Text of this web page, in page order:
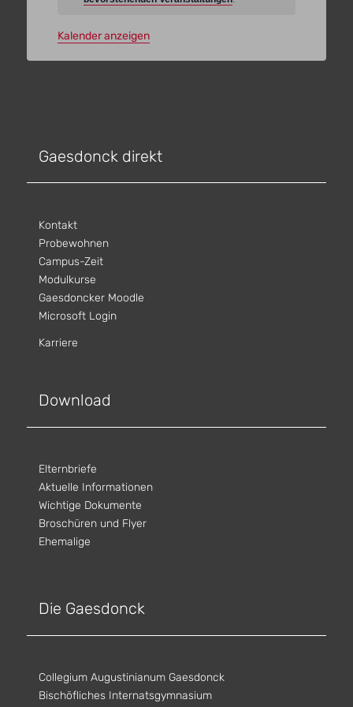
Kalender anzeigen
Gaesdonck direkt
Kontakt
Probewohnen
Campus-Zeit
Modulkurse
Gaesdoncker Moodle
Microsoft Login
Karriere
Download
Elternbriefe
Aktuelle Informationen
Wichtige Dokumente
Broschüren und Flyer
Ehemalige
Die Gaesdonck
Collegium Augustinianum Gaesdonck
Bischöfliches Internatsgymnasium